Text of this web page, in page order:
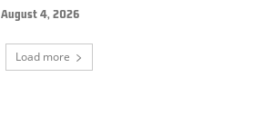
August 4, 2026
Load more